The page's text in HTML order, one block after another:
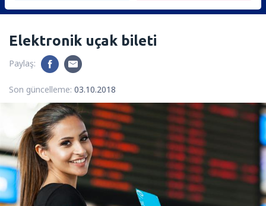
Elektronik uçak bileti
Paylaş:
Son güncelleme: 03.10.2018